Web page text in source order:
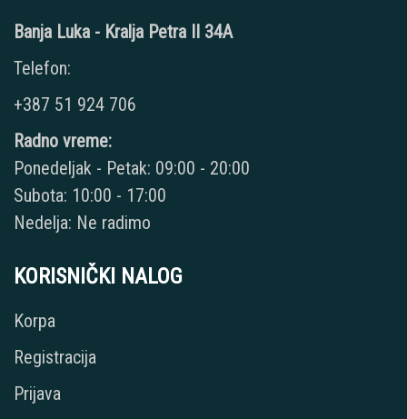
Banja Luka - Kralja Petra II 34A
Telefon:
+387 51 924 706
Radno vreme:
Ponedeljak - Petak: 09:00 - 20:00
Subota: 10:00 - 17:00
Nedelja: Ne radimo
KORISNIČKI NALOG
Korpa
Registracija
Prijava